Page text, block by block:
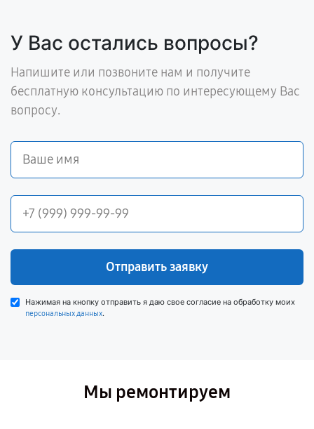
У Вас остались вопросы?
Напишите или позвоните нам и получите
бесплатную консультацию по интересующему Вас
вопросу.
Отправить заявку
Нажимая на кнопку отправить я даю свое согласие на обработку моих
персональных данных.
Мы ремонтируем